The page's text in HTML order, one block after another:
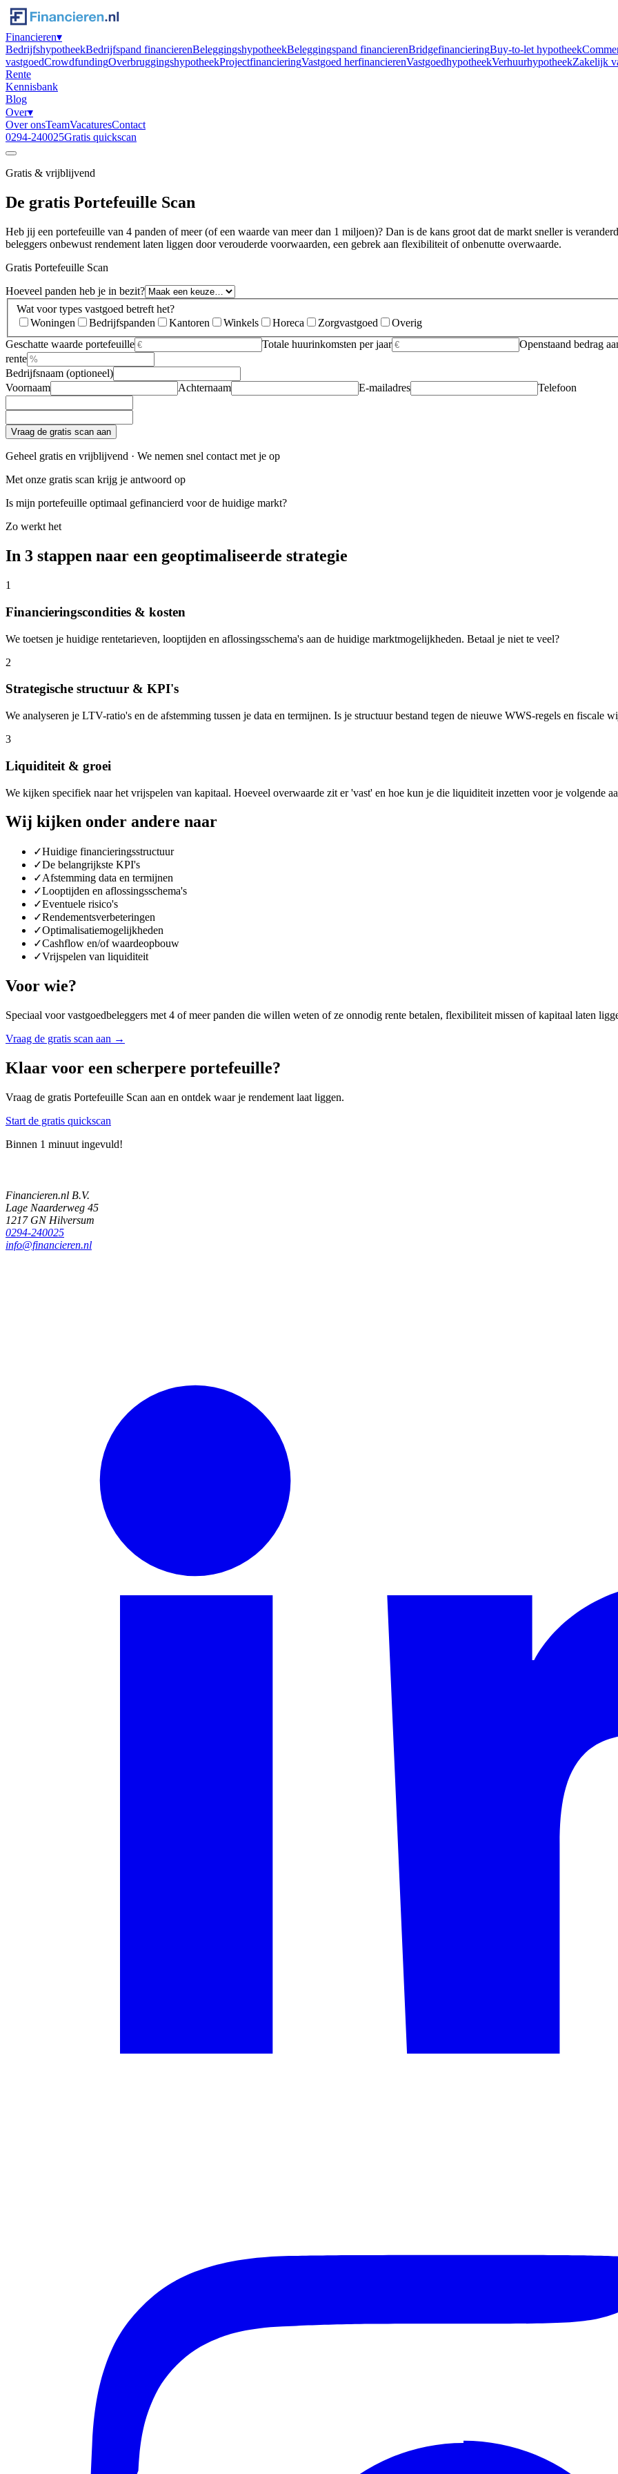
Financieren▾
BedrijfshypotheekBedrijfspand financierenBeleggingshypotheekBeleggingspand financierenBridgefinancieringBuy-to-let hypotheek
vastgoedCrowdfundingOverbruggingshypotheekProjectfinancieringVastgoed herfinancierenVastgoedhypotheekVerhuurhypotheekZakelijk
Rente
Kennisbank
Blog
Over▾
Over onsTeamVacaturesContact
0294-240025Gratis quickscan
Gratis & vrijblijvend
De gratis Portefeuille Scan
Heb jij een portefeuille van 4 panden of meer (of een waarde van meer dan 1 miljoen)? Dan is de kans groot dat de markt sneller is
beleggers onbewust rendement laten liggen door verouderde voorwaarden, een gebrek aan flexibiliteit of onbenutte overwaarde.
Gratis Portefeuille Scan
Hoeveel panden heb je in bezit?
Wat voor types vastgoed betreft het?
Woningen
Bedrijfspanden Kantoren Winkels Horeca Zorgvastgoed
Overig
Geschatte waarde portefeuille
Totale huurinkomsten per jaar Openstaand bedrag
rente
Bedrijfsnaam (optioneel)
Voornaam
Achternaam E-mailadres Telefoon
Vraag de gratis scan aan
Geheel gratis en vrijblijvend · We nemen snel contact met je op
Met onze gratis scan krijg je antwoord op
Is mijn portefeuille optimaal gefinancierd voor de huidige markt?
Zo werkt het
In 3 stappen naar een geoptimaliseerde strategie
1
Financieringscondities & kosten
We toetsen je huidige rentetarieven, looptijden en aflossingsschema's aan de huidige marktmogelijkheden. Betaal je niet te veel?
2
Strategische structuur & KPI's
We analyseren je LTV-ratio's en de afstemming tussen je data en termijnen. Is je structuur bestand tegen de nieuwe WWS-regels en fiscale
3
Liquiditeit & groei
We kijken specifiek naar het vrijspelen van kapitaal. Hoeveel overwaarde zit er 'vast' en hoe kun je die liquiditeit inzetten voor je volgende
Wij kijken onder andere naar
✓Huidige financieringsstructuur
✓De belangrijkste KPI's
✓Afstemming data en termijnen
✓Looptijden en aflossingsschema's
✓Eventuele risico's
✓Rendementsverbeteringen
✓Optimalisatiemogelijkheden
✓Cashflow en/of waardeopbouw
✓Vrijspelen van liquiditeit
Voor wie?
Speciaal voor vastgoedbeleggers met 4 of meer panden die willen weten of ze onnodig rente betalen, flexibiliteit missen of kapitaal laten
Vraag de gratis scan aan →
Klaar voor een scherpere portefeuille?
Vraag de gratis Portefeuille Scan aan en ontdek waar je rendement laat liggen.
Start de gratis quickscan
Binnen 1 minuut ingevuld!
Financieren.nl B.V.
Lage Naarderweg 45
1217 GN Hilversum
0294-240025
info@financieren.nl